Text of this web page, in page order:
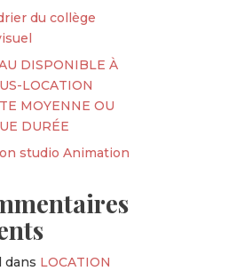
du collège
DISPONIBLE À
LOCATION
MOYENNE OU
DURÉE
studio Animation
dans LOCATION